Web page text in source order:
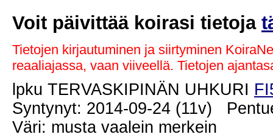
Voit päivittää koirasi tietoja
Tietojen kirjautuminen ja siirtyminen
reaaliajassa, vaan viiveellä. Tietojen
lpku TERVASKIPINÄN UHKURI
Syntynyt: 2014-09-24 (11v)
Väri: musta vaalein merkein